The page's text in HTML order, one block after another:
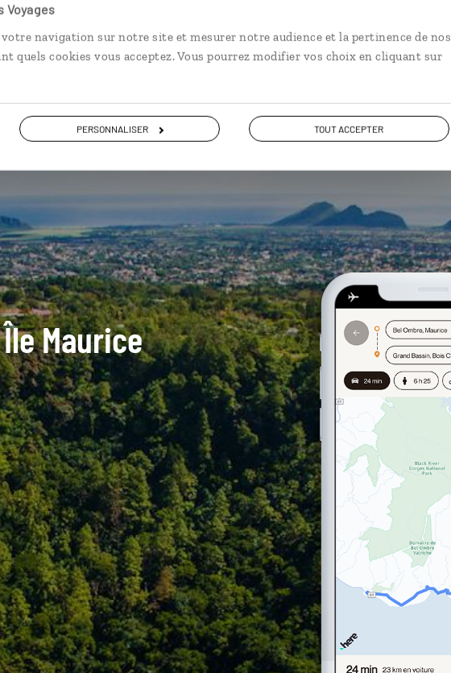
Voyages
navigation sur notre site et mesurer notre audience et la pertinence de nos
quels cookies vous acceptez. Vous pourrez modifier vos choix en cliquant sur
PERSONNALISER TOUT ACCEPTER
Maurice